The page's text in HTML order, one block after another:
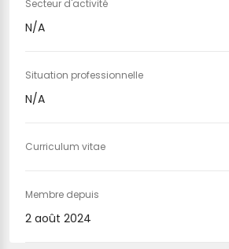
Secteur d'activité
N/A
Situation professionnelle
N/A
Curriculum vitae
Membre depuis
2 août 2024